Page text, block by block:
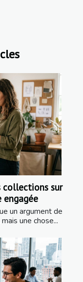
collections sur
engagée
un argument de
une chose...